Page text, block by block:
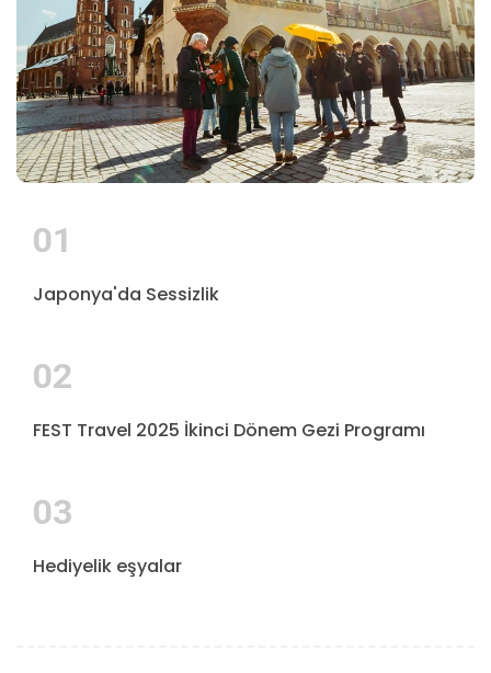
01
Japonya'da Sessizlik
02
FEST Travel 2025 İkinci Dönem Gezi Programı
03
Hediyelik eşyalar